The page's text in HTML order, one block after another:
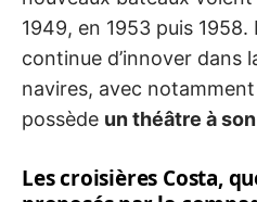
1949, en 1953 puis
continue d’innover dans
navires, avec
possède un théâtre à
Les croisières Costa,